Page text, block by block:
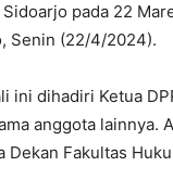
Sidoarjo pada 22
Senin (22/4/2024).
ini dihadiri Ketua
anggota lainnya.
Dekan Fakultas